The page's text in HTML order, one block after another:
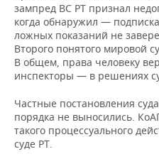
зампред ВС РТ признал
когда обнаружил —
ложных показаний не
Второго понятого мировой
В общем, права человеку
инспекторы — в решениях
Частные постановления
порядка не выносились.
такого процессуального
суде РТ.